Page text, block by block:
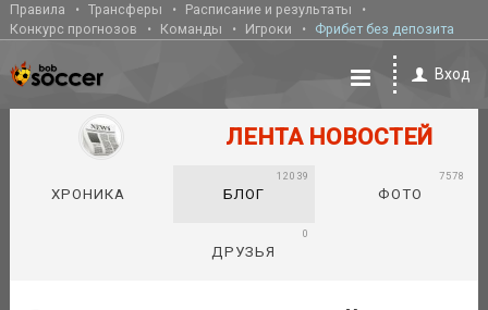
Правила Трансферы
Расписание и результаты
Конкурс прогнозов
Команды Игроки Фрибет без депозита
Вход
ЛЕНТА НОВОСТЕЙ
ХРОНИКА БЛОГ
12039
ФОТО
7578
ДРУЗЬЯ
0